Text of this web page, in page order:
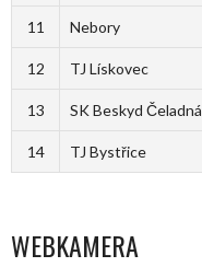
11 Nebory
12 TJ Lískovec
13 SK Beskyd Čeladná
14 TJ Bystřice
WEBKAMERA